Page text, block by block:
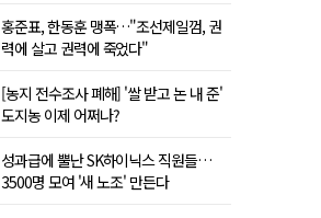
홍준표, 한동훈 맹폭…"조선제일껌, 권
력에 살고 권력에 죽었다"
[농지 전수조사 폐해] '쌀 받고 논 내 준'
도지농 이제 어쩌나?
성과급에 뿔난 SK하이닉스 직원들…
3500명 모여 '새 노조' 만든다